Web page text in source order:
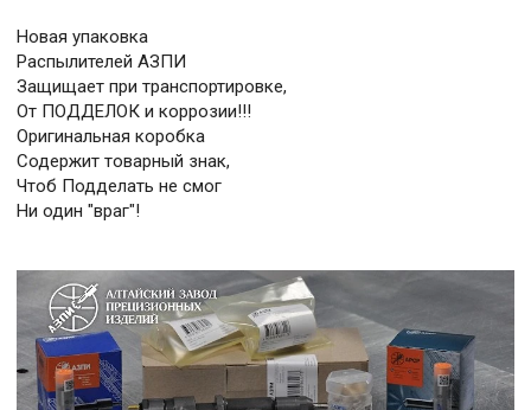
Новая упаковка
Распылителей АЗПИ
Защищает при транспортировке,
От ПОДДЕЛОК и коррозии!!!
Оригинальная коробка
Содержит товарный знак,
Чтоб Подделать не смог
Ни один "враг"!